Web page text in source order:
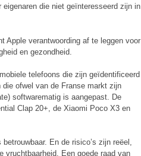
die niet geïnteresseerd zijn in
Apple verantwoording af te leggen voor
en gezondheid.
telefoons die zijn geïdentificeerd
ofwel van de Franse markt zijn
softwarematig is aangepast. De
Clap 20+, de Xiaomi Poco X3 en
En de risico’s zijn reëel,
vruchtbaarheid. Een goede raad van